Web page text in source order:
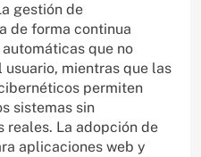
gestión de
de forma continua
que no
mientras que las
permiten
sistemas sin
reales. La adopción de
aplicaciones web y